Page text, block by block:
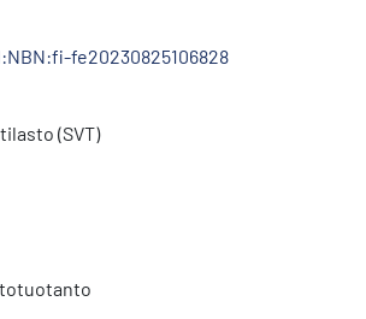
fe20230825106828
(SVT)